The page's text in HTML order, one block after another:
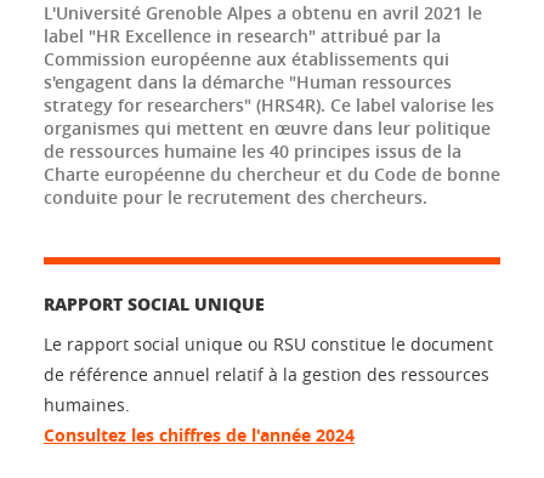
L'Université Grenoble Alpes a obtenu en avril 2021 le
label "HR Excellence in research" attribué par la
Commission européenne aux établissements qui
s'engagent dans la démarche "Human ressources
strategy for researchers" (HRS4R). Ce label valorise les
organismes qui mettent en œuvre dans leur politique
de ressources humaine les 40 principes issus de la
Charte européenne du chercheur et du Code de bonne
conduite pour le recrutement des chercheurs.
RAPPORT SOCIAL UNIQUE
Le rapport social unique ou RSU constitue le document
de référence annuel relatif à la gestion des ressources
humaines.
Consultez les chiffres de l'année 2024